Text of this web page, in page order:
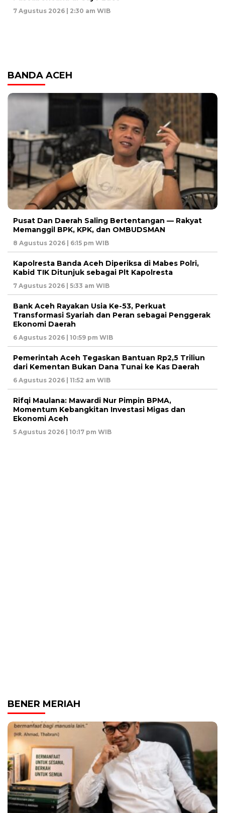
7 Agustus 2026 | 2:30 am WIB
BANDA ACEH
Pusat Dan Daerah Saling Bertentangan — Rakyat
Memanggil BPK, KPK, dan OMBUDSMAN
8 Agustus 2026 | 6:15 pm WIB
Kapolresta Banda Aceh Diperiksa di Mabes Polri,
Kabid TIK Ditunjuk sebagai Plt Kapolresta
7 Agustus 2026 | 5:33 am WIB
Bank Aceh Rayakan Usia Ke-53, Perkuat
Transformasi Syariah dan Peran sebagai Penggerak
Ekonomi Daerah
6 Agustus 2026 | 10:59 pm WIB
Pemerintah Aceh Tegaskan Bantuan Rp2,5 Triliun
dari Kementan Bukan Dana Tunai ke Kas Daerah
6 Agustus 2026 | 11:52 am WIB
Rifqi Maulana: Mawardi Nur Pimpin BPMA,
Momentum Kebangkitan Investasi Migas dan
Ekonomi Aceh
5 Agustus 2026 | 10:17 pm WIB
BENER MERIAH